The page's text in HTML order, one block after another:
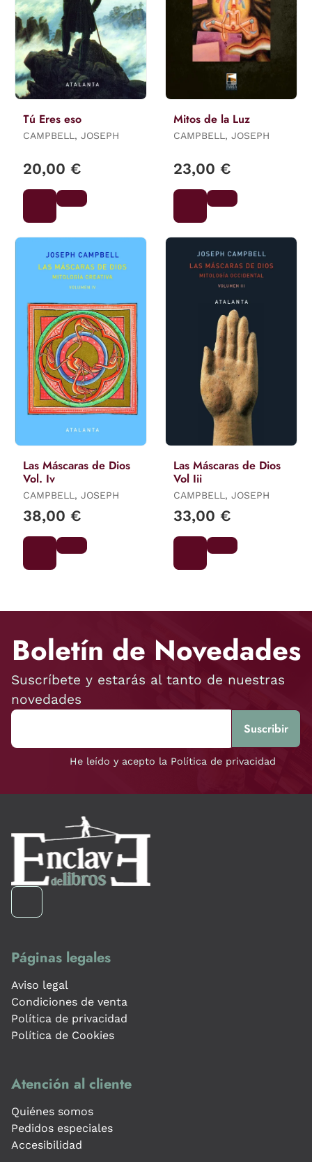
Tú Eres eso
CAMPBELL, JOSEPH
20,00 €
Mitos de la Luz
CAMPBELL, JOSEPH
23,00 €
Las Máscaras de Dios
Vol. Iv
CAMPBELL, JOSEPH
38,00 €
Las Máscaras de Dios
Vol Iii
CAMPBELL, JOSEPH
33,00 €
Boletín de Novedades
Suscríbete y estarás al tanto de nuestras
novedades
He leído y acepto la Política de privacidad
Páginas legales
Aviso legal
Condiciones de venta
Política de privacidad
Política de Cookies
Atención al cliente
Quiénes somos
Pedidos especiales
Accesibilidad